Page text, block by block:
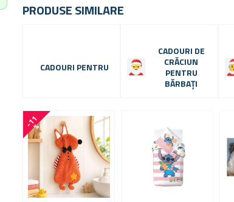
PRODUSE SIMILARE
CADOURI PENTRU
CADOURI DE
CRĂCIUN
PENTRU
BĂRBAȚI
-
1
1
%